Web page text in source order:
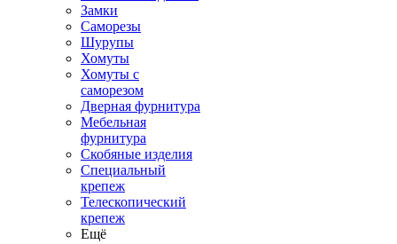
Замки
Саморезы
Шурупы
Хомуты
Хомуты с
саморезом
Дверная фурнитура
Мебельная
фурнитура
Скобяные изделия
Специальный
крепеж
Телескопический
крепеж
Ещё